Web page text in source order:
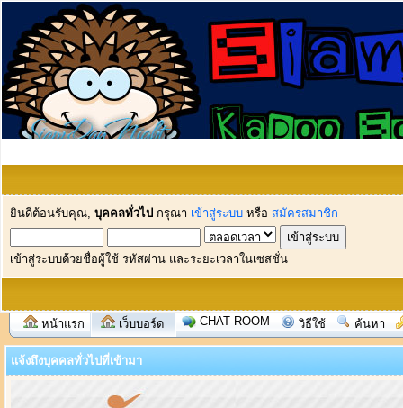
ยินดีต้อนรับคุณ, บุคคลทั่วไป กรุณา เข้าสู่ระบบ หรือ สมัครสมาชิก
เข้าสู่ระบบด้วยชื่อผู้ใช้ รหัสผ่าน และระยะเวลาในเซสชั่น
หน้าแรก เว็บบอร์ด CHAT ROOM วิธีใช้ ค้นหา
แจ้งถึงบุคคลทั่วไปที่เข้ามา